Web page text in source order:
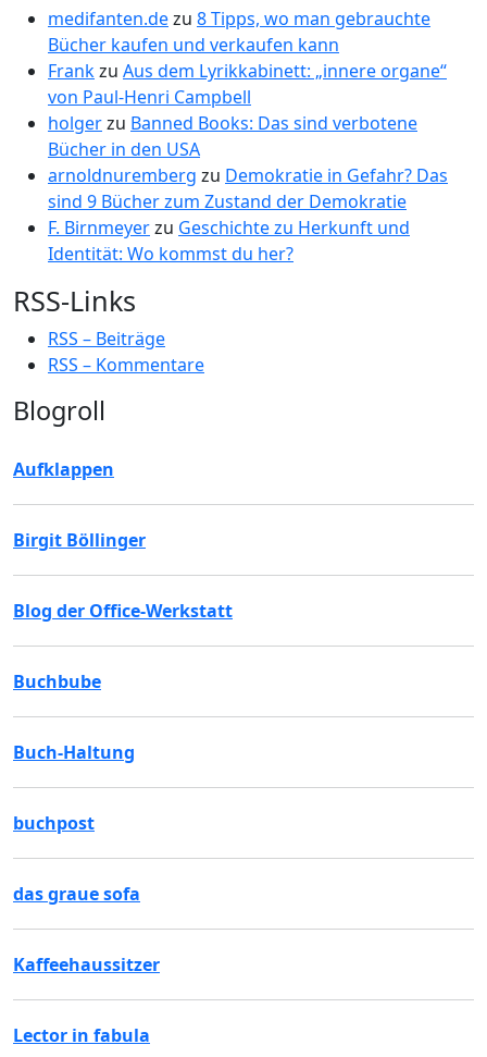
medifanten.dezu 8 Tipps, wo man gebrauchte
Bücher kaufen und verkaufen kann
Frankzu Aus dem Lyrikkabinett: „innere organe“
von Paul-Henri Campbell
holgerzu Banned Books: Das sind verbotene
Bücher in den USA
arnoldnuremberg zu Demokratie in Gefahr? Das
sind 9 Bücher zum Zustand der Demokratie
F. Birnmeyerzu Geschichte zu Herkunft und
Identität: Wo kommst du her?
RSS-Links
RSS – Beiträge
RSS – Kommentare
Blogroll
Aufklappen
Birgit Böllinger
Blog der Office-Werkstatt
Buchbube
Buch-Haltung
buchpost
das graue sofa
Kaffeehaussitzer
Lector in fabula